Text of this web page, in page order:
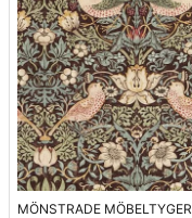
MÖNSTRADE MÖBELTYGER